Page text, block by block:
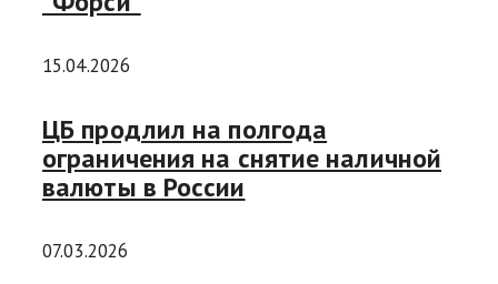
15.04.2026
ЦБ продлил на полгода
ограничения на снятие наличной
валюты в России
07.03.2026